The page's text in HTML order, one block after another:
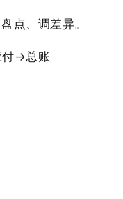
点、调差异。
→总账